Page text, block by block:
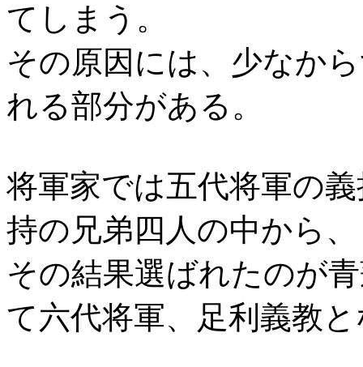
てしまう。
その原因には、少なか
れる部分がある。
将軍家では五代将軍の
持の兄弟四人の中から
その結果選ばれたのが
て六代将軍、足利義教